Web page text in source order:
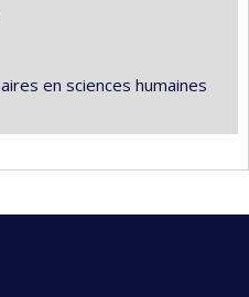
en sciences humaines